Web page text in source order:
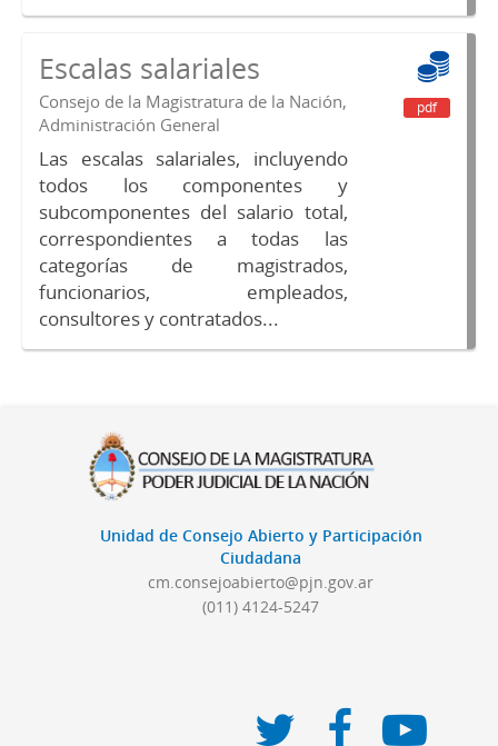
Escalas salariales
Consejo de la Magistratura de la Nación,
Administración General
Las escalas salariales, incluyendo
todos los componentes y
subcomponentes del salario total,
correspondientes a todas las
categorías de magistrados,
funcionarios, empleados,
consultores y contratados...
pdf
Unidad de Consejo Abierto y Participación
Ciudadana
cm.consejoabierto@pjn.gov.ar
(011) 4124-5247